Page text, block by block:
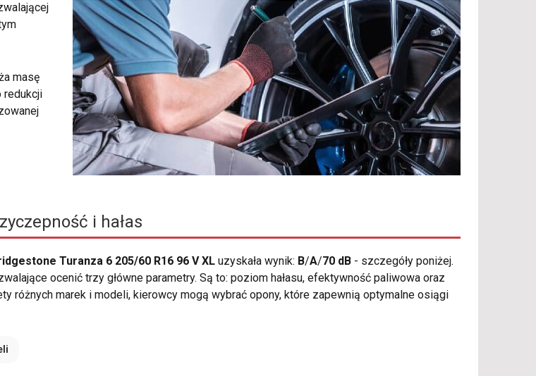
masę
redukcji
i hałas
Turanza 6 205/60 R16 96 V XL uzyskała wynik: B/A/70 dB - szczegóły poniżej.
ocenić trzy główne parametry. Są to: poziom hałasu, efektywność paliwowa oraz
różnych marek i modeli, kierowcy mogą wybrać opony, które zapewnią optymalne osiągi